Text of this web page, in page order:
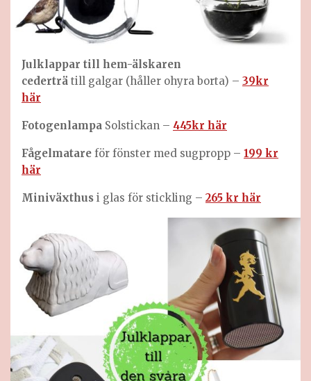
Julklappar till hem-älskaren
cederträ till galgar (håller ohyra borta) – 39kr
här
Fotogenlampa Solstickan – 445kr här
Fågelmatare för fönster med sugpropp – 199 kr
här
Miniväxthus i glas för stickling – 265 kr här